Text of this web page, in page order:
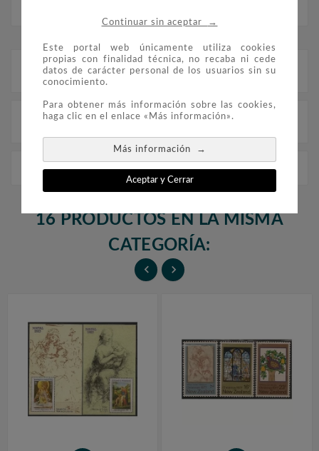
Continuar sin aceptar →
Este portal web únicamente utiliza cookies
propias con finalidad técnica, no recaba ni cede
datos de carácter personal de los usuarios sin su
conocimiento.
Para obtener más información sobre las cookies,
haga clic en el enlace «Más información».
Más información →
Aceptar y Cerrar
Descripción
Detalles del producto
Navidad. Dominica (nº cat. yvert HB34)
16 PRODUCTOS EN LA MISMA
CATEGORÍA:
 